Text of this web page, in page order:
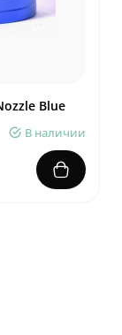
Blue
В наличии